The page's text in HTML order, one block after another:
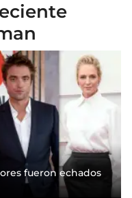
fueron echados